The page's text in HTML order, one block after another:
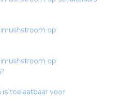
op
op
toelaatbaar voor